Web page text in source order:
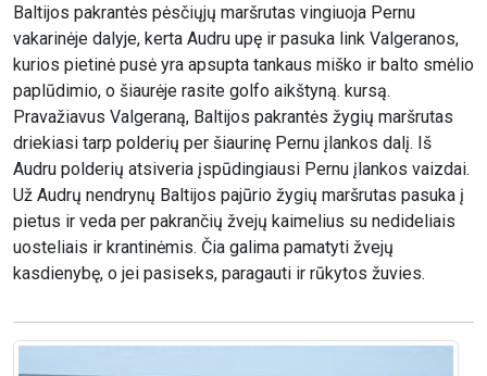
Baltijos pakrantės pėsčiųjų maršrutas vingiuoja Pernu
vakarinėje dalyje, kerta Audru upę ir pasuka link Valgeranos,
kurios pietinė pusė yra apsupta tankaus miško ir balto smėlio
paplūdimio, o šiaurėje rasite golfo aikštyną. kursą.
Pravažiavus Valgeraną, Baltijos pakrantės žygių maršrutas
driekiasi tarp polderių per šiaurinę Pernu įlankos dalį. Iš
Audru polderių atsiveria įspūdingiausi Pernu įlankos vaizdai.
Už Audrų nendrynų Baltijos pajūrio žygių maršrutas pasuka į
pietus ir veda per pakrančių žvejų kaimelius su nedideliais
uosteliais ir krantinėmis. Čia galima pamatyti žvejų
kasdienybę, o jei pasiseks, paragauti ir rūkytos žuvies.